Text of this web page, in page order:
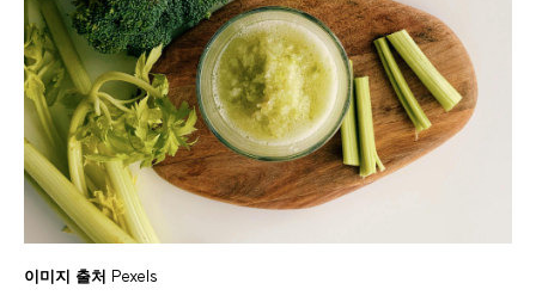
이미지 출처 Pexels